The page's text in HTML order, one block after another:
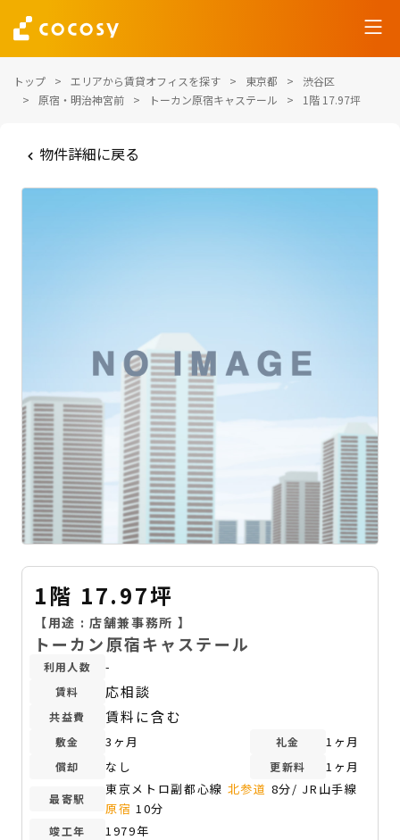
トップ エリアから賃貸オフィスを探す 東京都
渋谷区
原宿・明治神宮前
トーカン原宿キャステール 1階 17.97坪
物件詳細に戻る
1階 17.97坪
【用途 :店舗兼事務所 】
トーカン原宿キャステール
利用人数 -
賃料 応相談
共益費 賃料に含む
敷金 3ヶ月 礼金 1ヶ月
償却 なし 更新料 1ヶ月
最寄駅
東京メトロ副都心線 北参道 8分/ JR山手線
原宿 10分
竣工年 1979年